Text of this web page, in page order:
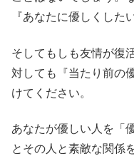
『あなたに優しくした
そしてもしも友情が復
対しても『当たり前の
けてください。
あなたが優しい人を「
とその人と素敵な関係